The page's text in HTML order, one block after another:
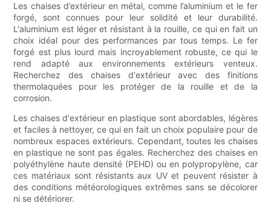
Les chaises d’extérieur en métal, comme l’aluminium et le fer
forgé, sont connues pour leur solidité et leur durabilité.
L'aluminium est léger et résistant à la rouille, ce qui en fait un
choix idéal pour des performances par tous temps. Le fer
forgé est plus lourd mais incroyablement robuste, ce qui le
rend adapté aux environnements extérieurs venteux.
Recherchez des chaises d'extérieur avec des finitions
thermolaquées pour les protéger de la rouille et de la
corrosion.
Les chaises d'extérieur en plastique sont abordables, légères
et faciles à nettoyer, ce qui en fait un choix populaire pour de
nombreux espaces extérieurs. Cependant, toutes les chaises
en plastique ne sont pas égales. Recherchez des chaises en
polyéthylène haute densité (PEHD) ou en polypropylène, car
ces matériaux sont résistants aux UV et peuvent résister à
des conditions météorologiques extrêmes sans se décolorer
ni se détériorer.